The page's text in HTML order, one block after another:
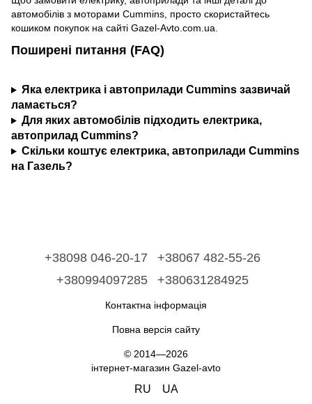
автомобілів з моторами Cummins, просто скористайтесь
кошиком покупок на сайті Gazel-Avto.com.ua.
Поширені питання (FAQ)
Яка електрика і автоприлади Cummins зазвичай
ламається?
Для яких автомобілів підходить електрика,
автоприлад Cummins?
Скільки коштує електрика, автоприлади Cummins
на Газель?
+38098 046-20-17
+38067 482-55-26
+380994097285
+380631284925
Контактна інформація
Повна версія сайту
© 2014—2026
інтернет-магазин Gazel-avto
RU UA